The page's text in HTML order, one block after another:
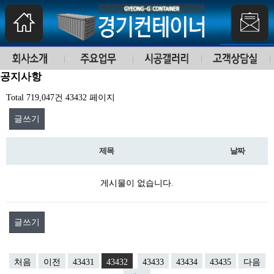
공지사항
Total 719,047건 43432 페이지
글쓰기
제목 날짜
게시물이 없습니다.
글쓰기
처음 이전 43431 43432 43433 43434 43435
다음